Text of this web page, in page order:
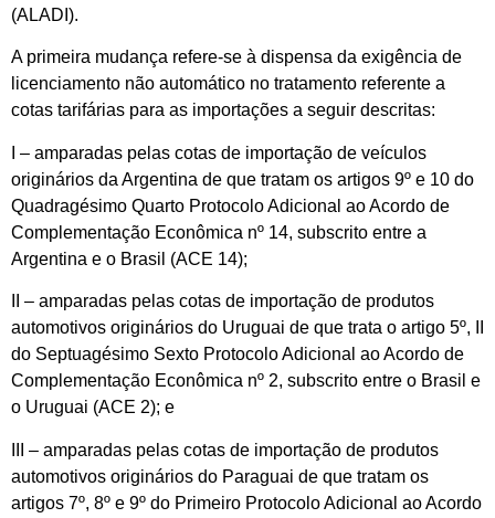
(ALADI).
A primeira mudança refere-se à dispensa da exigência de
licenciamento não automático no tratamento referente a
cotas tarifárias para as importações a seguir descritas:
I – amparadas pelas cotas de importação de veículos
originários da Argentina de que tratam os artigos 9º e 10 do
Quadragésimo Quarto Protocolo Adicional ao Acordo de
Complementação Econômica nº 14, subscrito entre a
Argentina e o Brasil (ACE 14);
II – amparadas pelas cotas de importação de produtos
automotivos originários do Uruguai de que trata o artigo 5º, II
do Septuagésimo Sexto Protocolo Adicional ao Acordo de
Complementação Econômica nº 2, subscrito entre o Brasil e
o Uruguai (ACE 2); e
III – amparadas pelas cotas de importação de produtos
automotivos originários do Paraguai de que tratam os
artigos 7º, 8º e 9º do Primeiro Protocolo Adicional ao Acordo